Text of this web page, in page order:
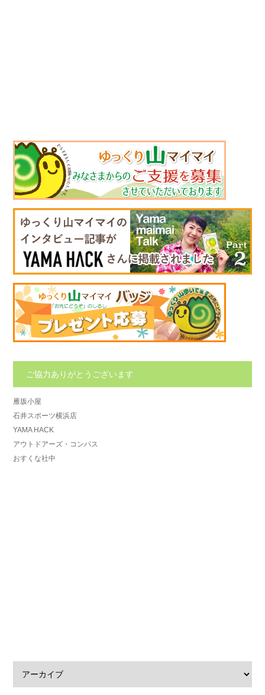
ご協力ありがとうございます
雁坂小屋
石井スポーツ横浜店
YAMA HACK
アウトドアーズ・コンパス
おすくな社中